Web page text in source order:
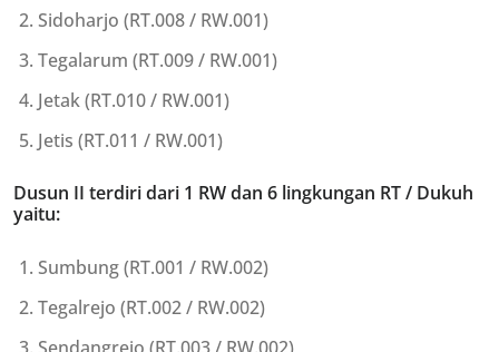
Sidoharjo (RT.008 / RW.001)
Tegalarum (RT.009 / RW.001)
Jetak (RT.010 / RW.001)
Jetis (RT.011 / RW.001)
Dusun II terdiri dari 1 RW dan 6 lingkungan RT / Dukuh
yaitu:
Sumbung (RT.001 / RW.002)
Tegalrejo (RT.002 / RW.002)
Sendangrejo (RT.003 / RW.002)